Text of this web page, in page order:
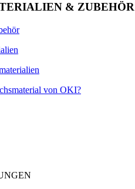
& ZUBEHÖR
von OKI?